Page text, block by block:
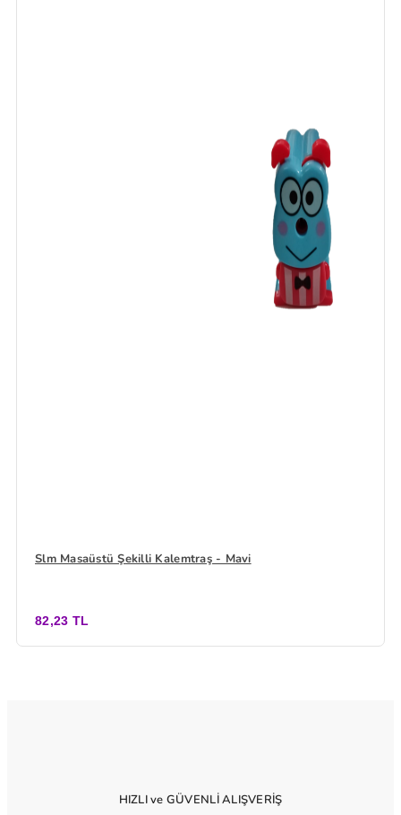
Slm Masaüstü Şekilli Kalemtraş - Mavi
82,23 TL
HIZLI ve GÜVENLİ ALIŞVERİŞ